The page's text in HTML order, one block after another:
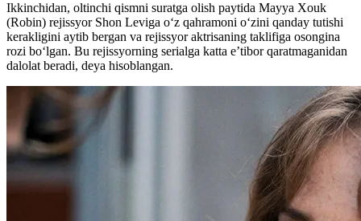
Ikkinchidan, oltinchi qismni suratga olish paytida Mayya Xouk
(Robin) rejissyor Shon Leviga o‘z qahramoni o‘zini qanday tutishi
kerakligini aytib bergan va rejissyor aktrisaning taklifiga osongina
rozi bo‘lgan. Bu rejissyorning serialga katta e’tibor qaratmaganidan
dalolat beradi, deya hisoblangan.